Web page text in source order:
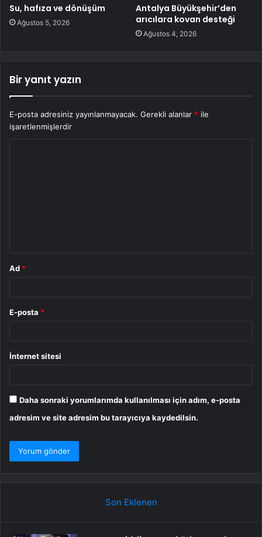
Su, hafıza ve dönüşüm
Ağustos 5, 2026
Antalya Büyükşehir’den
arıcılara kovan desteği
Ağustos 4, 2026
Bir yanıt yazın
E-posta adresiniz yayınlanmayacak. Gerekli alanlar * ile
işaretlenmişlerdir
Ad *
E-posta *
İnternet sitesi
Daha sonraki yorumlarımda kullanılması için adım, e-posta
adresim ve site adresim bu tarayıcıya kaydedilsin.
Son Eklenen